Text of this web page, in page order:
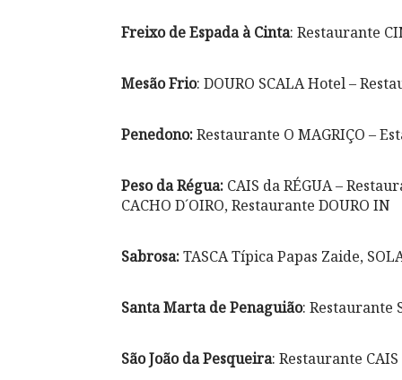
Freixo de Espada à Cinta: Restaurante
Mesão Frio: DOURO SCALA Hotel –
Penedono:Restaurante O MAGRIÇO –
Peso da Régua: CAIS da RÉGUA –
CACHO D´OIRO, Restaurante DOURO IN
Sabrosa:TASCA Típica Papas Zaide,
Santa Marta de Penaguião: Restaurante
São João da Pesqueira: Restaurante CAIS